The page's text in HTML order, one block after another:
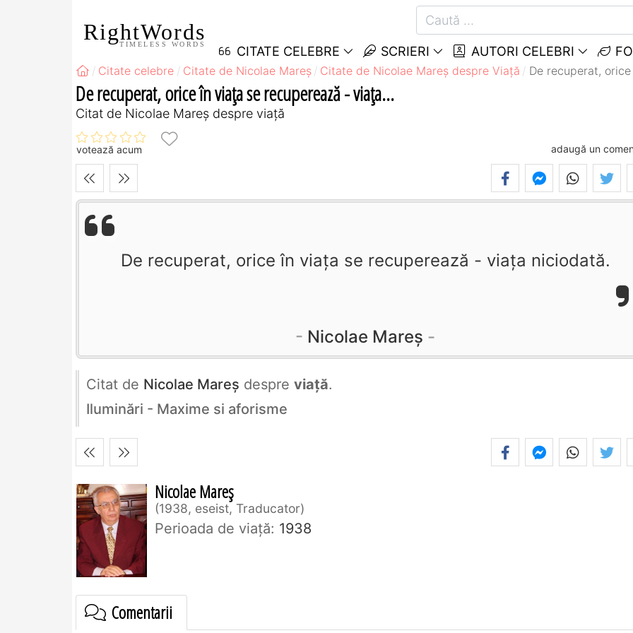
RightWords
TIMELESS WORDS CITATE CELEBRE SCRIERI AUTORI CELEBRI
Citate celebre Citate de Nicolae Mareș Citate de Nicolae Mareș despre Viață De recuperat,
De recuperat, orice în viața se recuperează - viața...
Citat de Nicolae Mareș despre viață
votează acum adaugă un
De recuperat, orice în viața se recuperează - viața niciodată.
Nicolae Mareș
Citat de Nicolae Mareș despre viață.
Iluminări - Maxime si aforisme
Nicolae Mareș
1938, eseist, Traducator
Perioada de viaţă: 1938
Comentarii